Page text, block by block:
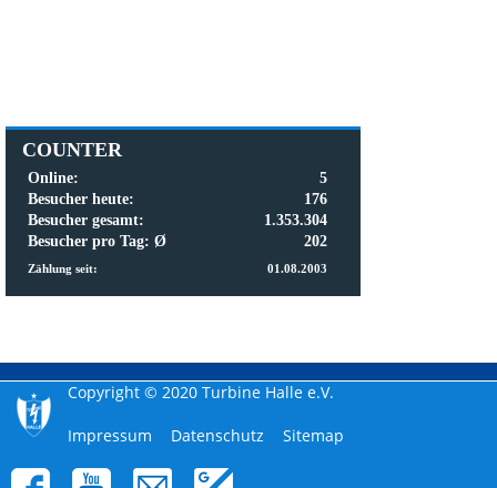
COUNTER
Online:
5
Besucher heute:
176
Besucher gesamt:
1.353.304
Besucher pro Tag: Ø
202
Zählung seit: 01.08.2003
Copyright © 2020 Turbine Halle e.V.
Navigation
Impressum Datenschutz Sitemap